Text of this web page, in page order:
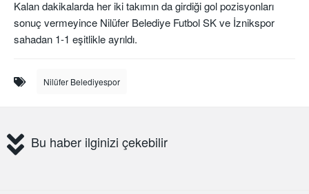
Kalan dakikalarda her iki takımın da girdiği gol pozisyonları
sonuç vermeyince Nilüfer Belediye Futbol SK ve İznikspor
sahadan 1-1 eşitlikle ayrıldı.
Nilüfer Belediyespor
Bu haber ilginizi çekebilir